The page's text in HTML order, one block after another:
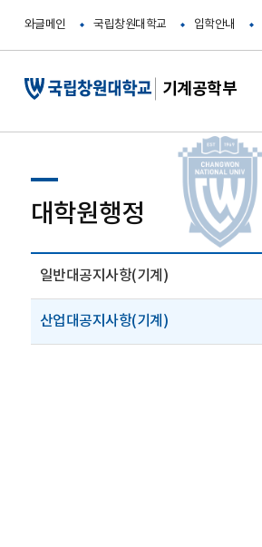
와글메인 국립창원대학교 입학안내
기계공학부
대학원행정
일반대공지사항(기계)
산업대공지사항(기계)